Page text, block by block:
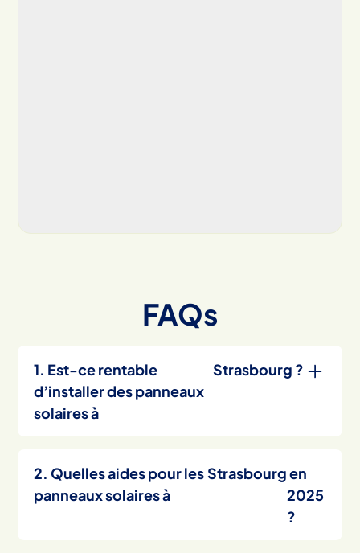
FAQs
1. Est-ce rentable
d’installer des panneaux
solaires à
Strasbourg ?
à
Strasbourg
est généralement rentable, grâce
à un bon ensoleillement annuel, des aides
financières nationales et locales, et un tarif
d’achat de l’électricité garanti par EDF OA. Une
2. Quelles aides pour les
panneaux solaires à
Strasbourgen
2025
?